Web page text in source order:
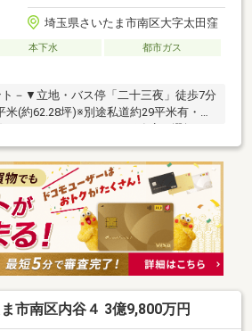
埼玉県さいたま市南区大字太田窪
本下水
都市ガス
－▼立地・バス停「二十三夜」徒歩7分
(約62.28坪)※別途私道約29平米有・間
り、採光や窓の位置を考慮したプラン
有、詳細はお問い合わせください▼周辺
小学校 徒歩7分(約540m)・大谷口公園 徒
エー浦和太田窪店 徒歩12分(約900m)■
手伝いします ━━━━━・・・物件の詳
問い合わせください。
市南区内谷４ 3億9,800万円